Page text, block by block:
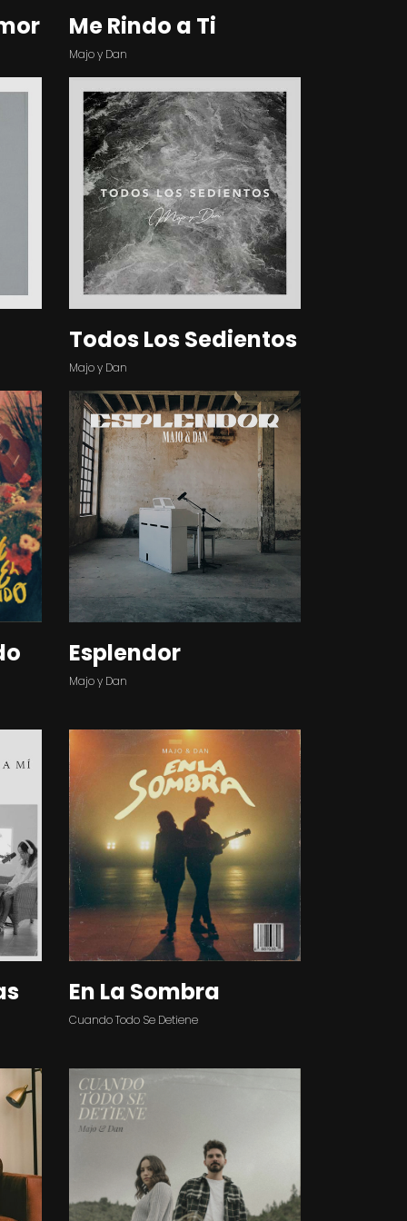
Me Rindo a Ti
Majo y Dan
Todos Los Sedientos
Majo y Dan
Esplendor
Majo y Dan
En La Sombra
Cuando Todo Se Detiene